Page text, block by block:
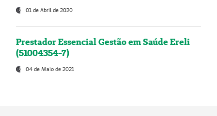
01 de Abril de 2020
Prestador Essencial Gestão em Saúde Ereli
(51004354-7)
04 de Maio de 2021